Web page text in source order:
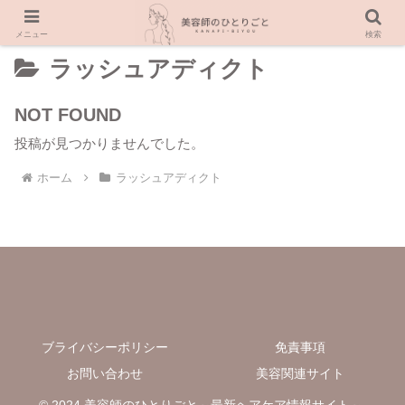
ラッシュアディクト
NOT FOUND
投稿が見つかりませんでした。
ホーム ラッシュアディクト
ブライバシーポリシー
免責事項
お問い合わせ
美容関連サイト
メニュー 検索